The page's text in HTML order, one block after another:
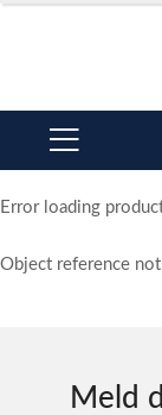
Error loading
Object reference
Meld